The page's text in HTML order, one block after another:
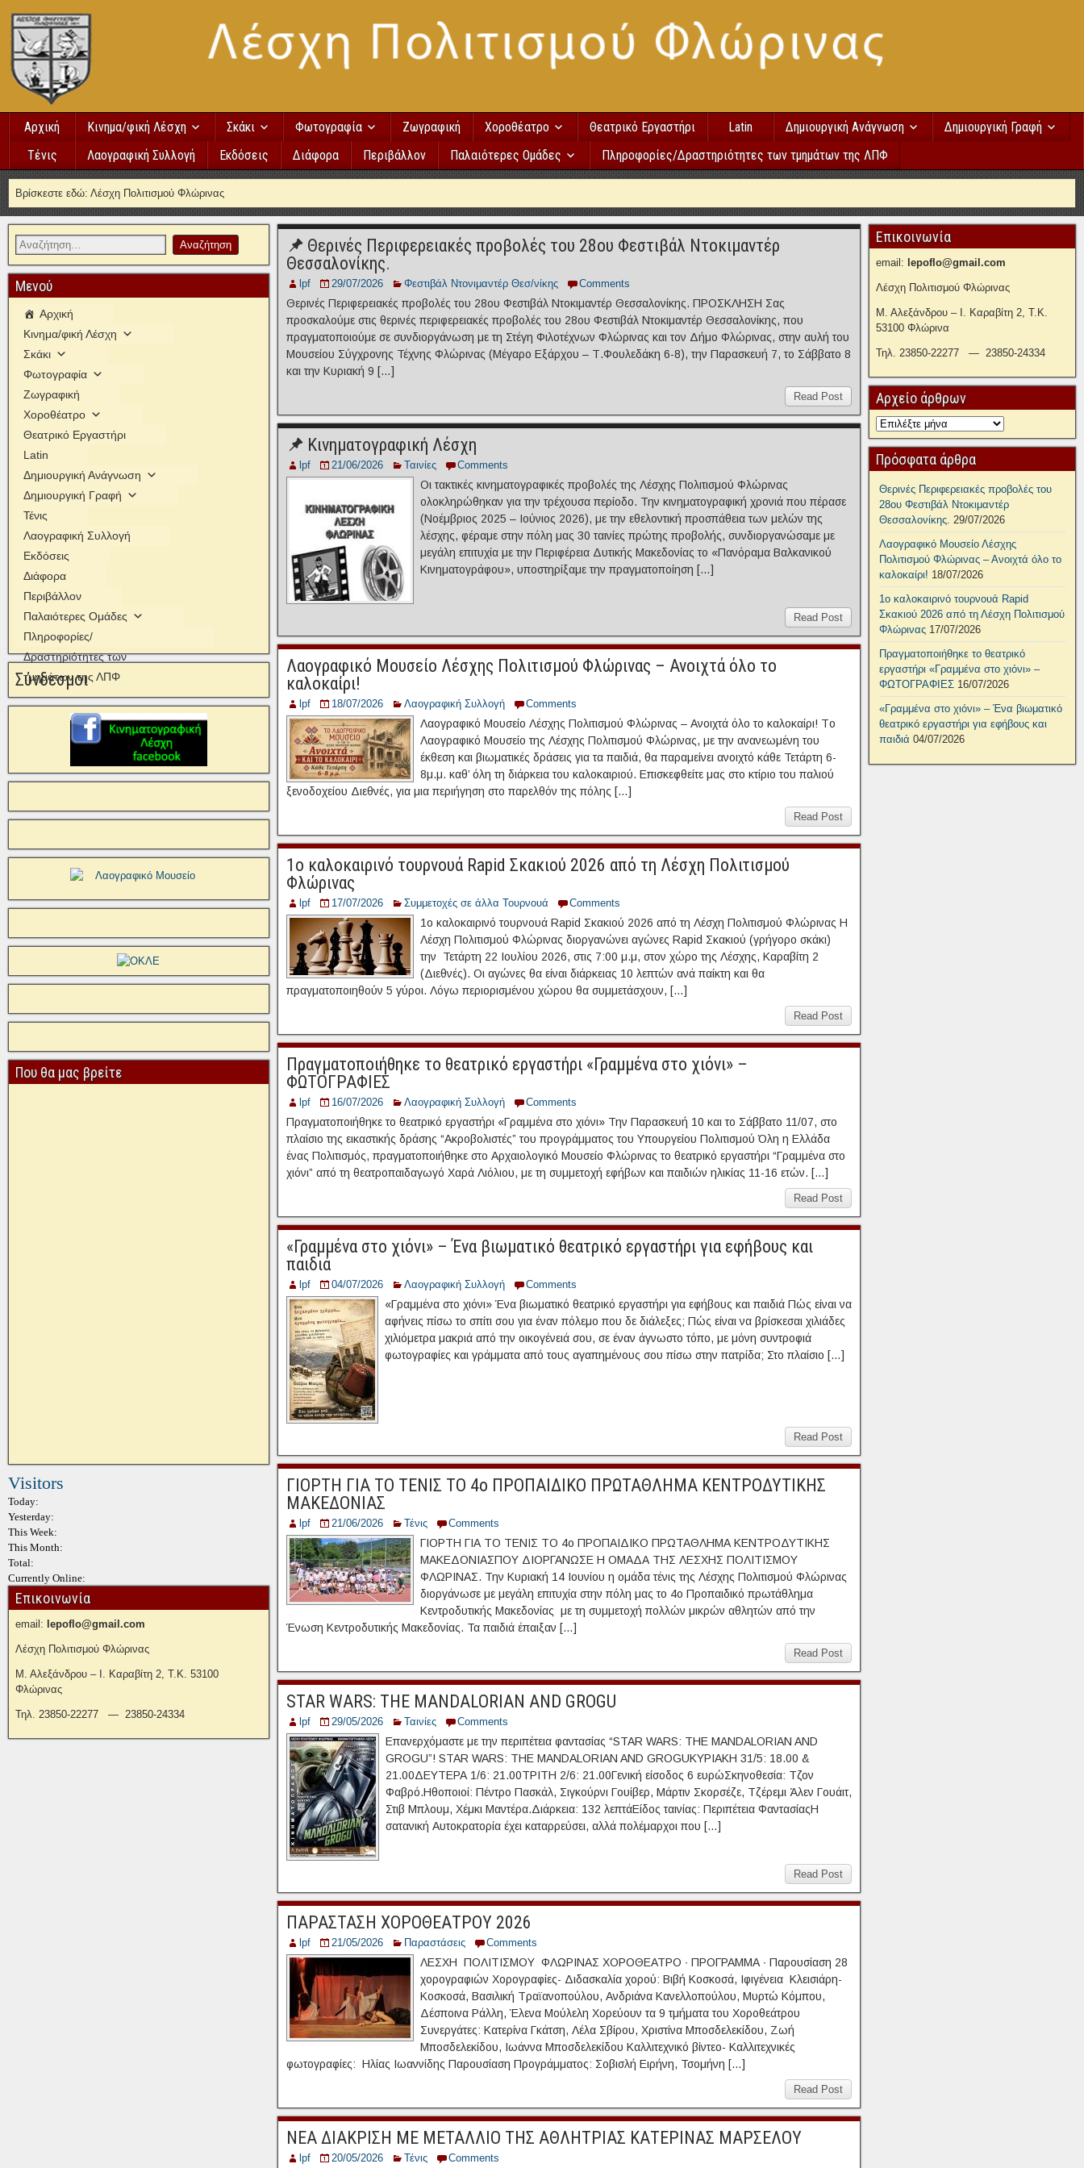
Αρχική Κινημα/φική Λέσχη Σκάκι Φωτογραφία Ζωγραφική Χοροθέατρο Θεατρικό Εργαστήρι Latin Δημιουργική Ανάγνωση
Δημιουργική Γραφή
Τένις
Λαογραφική Συλλογή Εκδόσεις Διάφορα Περιβάλλον Παλαιότερες Ομάδες Πληροφορίες/Δραστηριότητες των τμημάτων της ΛΠΦ
Βρίσκεστε εδώ: Λέσχη Πολιτισμού Φλώρινας
Θερινές Περιφερειακές προβολές του 28ου Φεστιβάλ Ντοκιμαντέρ
Θεσσαλονίκης.
lpf 29/07/2026 Φεστιβάλ Ντονιμαντέρ Θεσ/νίκης Comments
Θερινές Περιφερειακές προβολές του 28ου Φεστιβάλ Ντοκιμαντέρ Θεσσαλονίκης. ΠΡΟΣΚΛΗΣΗ Σας
προσκαλούμε στις θερινές περιφερειακές προβολές του 28ου Φεστιβάλ Ντοκιμαντέρ Θεσσαλονίκης, που
πραγματοποιούμε σε συνδιοργάνωση με τη Στέγη Φιλοτέχνων Φλώρινας και τον Δήμο Φλώρινας, στην αυλή του
Μουσείου Σύγχρονης Τέχνης Φλώρινας (Μέγαρο Εξάρχου – Τ.Φουλεδάκη 6-8), την Παρασκευή 7, το Σάββατο 8
και την Κυριακή 9 […]
Read Post
Κινηματογραφική Λέσχη
lpf 21/06/2026 Ταινίες Comments
Οι τακτικές κινηματογραφικές προβολές της Λέσχης Πολιτισμού Φλώρινας
ολοκληρώθηκαν για την τρέχουσα περίοδο. Την κινηματογραφική χρονιά που πέρασε
(Νοέμβριος 2025 – Ιούνιος 2026), με την εθελοντική προσπάθεια των μελών της
λέσχης, φέραμε στην πόλη μας 30 ταινίες πρώτης προβολής, συνδιοργανώσαμε με
μεγάλη επιτυχία με την Περιφέρεια Δυτικής Μακεδονίας το «Πανόραμα Βαλκανικού
Κινηματογράφου», υποστηρίξαμε την πραγματοποίηση […]
Read Post
Λαογραφικό Μουσείο Λέσχης Πολιτισμού Φλώρινας – Ανοιχτά όλο το
καλοκαίρι!
lpf 18/07/2026 Λαογραφική Συλλογή Comments
Λαογραφικό Μουσείο Λέσχης Πολιτισμού Φλώρινας – Ανοιχτά όλο το καλοκαίρι! Tο
Λαογραφικό Μουσείο της Λέσχης Πολιτισμού Φλώρινας, με την ανανεωμένη του
έκθεση και βιωματικές δράσεις για τα παιδιά, θα παραμείνει ανοιχτό κάθε Τετάρτη 6-
8μ.μ. καθ’ όλη τη διάρκεια του καλοκαιριού. Επισκεφθείτε μας στο κτίριο του παλιού
ξενοδοχείου Διεθνές, για μια περιήγηση στο παρελθόν της πόλης […]
Read Post
1ο καλοκαιρινό τουρνουά Rapid Σκακιού 2026 από τη Λέσχη Πολιτισμού
Φλώρινας
lpf 17/07/2026 Συμμετοχές σε άλλα Τουρνουά Comments
1ο καλοκαιρινό τουρνουά Rapid Σκακιού 2026 από τη Λέσχη Πολιτισμού Φλώρινας Η
Λέσχη Πολιτισμού Φλώρινας διοργανώνει αγώνες Rapid Σκακιού (γρήγορο σκάκι)
την Τετάρτη 22 Ιουλίου 2026, στις 7:00 μ.μ, στον χώρο της Λέσχης, Καραβίτη 2
(Διεθνές). Οι αγώνες θα είναι διάρκειας 10 λεπτών ανά παίκτη και θα
πραγματοποιηθούν 5 γύροι. Λόγω περιορισμένου χώρου θα συμμετάσχουν, […]
Read Post
Πραγματοποιήθηκε το θεατρικό εργαστήρι «Γραμμένα στο χιόνι» –
ΦΩΤΟΓΡΑΦΙΕΣ
lpf 16/07/2026 Λαογραφική Συλλογή Comments
Πραγματοποιήθηκε το θεατρικό εργαστήρι «Γραμμένα στο χιόνι» Την Παρασκευή 10 και το Σάββατο 11/07, στο
πλαίσιο της εικαστικής δράσης “Ακροβολιστές” του προγράμματος του Υπουργείου Πολιτισμού Όλη η Ελλάδα
ένας Πολιτισμός, πραγματοποιήθηκε στο Αρχαιολογικό Μουσείο Φλώρινας το θεατρικό εργαστήρι “Γραμμένα στο
χιόνι” από τη θεατροπαιδαγωγό Χαρά Λιόλιου, με τη συμμετοχή εφήβων και παιδιών ηλικίας 11-16 ετών. […]
Read Post
«Γραμμένα στο χιόνι» – Ένα βιωματικό θεατρικό εργαστήρι για εφήβους και
παιδιά
lpf 04/07/2026 Λαογραφική Συλλογή Comments
«Γραμμένα στο χιόνι» Ένα βιωματικό θεατρικό εργαστήρι για εφήβους και παιδιά Πώς είναι να
αφήνεις πίσω το σπίτι σου για έναν πόλεμο που δε διάλεξες; Πώς είναι να βρίσκεσαι χιλιάδες
χιλιόμετρα μακριά από την οικογένειά σου, σε έναν άγνωστο τόπο, με μόνη συντροφιά
φωτογραφίες και γράμματα από τους αγαπημένους σου πίσω στην πατρίδα; Στο πλαίσιο […]
Read Post
ΓΙΟΡΤΗ ΓΙΑ ΤΟ ΤΕΝΙΣ ΤΟ 4ο ΠΡΟΠΑΙΔΙΚΟ ΠΡΩΤΑΘΛΗΜΑ ΚΕΝΤΡΟΔΥΤΙΚΗΣ
ΜΑΚΕΔΟΝΙΑΣ
lpf 21/06/2026 Τένις Comments
ΓΙΟΡΤΗ ΓΙΑ ΤΟ ΤΕΝΙΣ ΤΟ 4ο ΠΡΟΠΑΙΔΙΚΟ ΠΡΩΤΑΘΛΗΜΑ ΚΕΝΤΡΟΔΥΤΙΚΗΣ
ΜΑΚΕΔΟΝΙΑΣΠΟΥ ΔΙΟΡΓΑΝΩΣΕ Η ΟΜΑΔΑ ΤΗΣ ΛΕΣΧΗΣ ΠΟΛΙΤΙΣΜΟΥ
ΦΛΩΡΙΝΑΣ. Την Κυριακή 14 Ιουνίου η ομάδα τένις της Λέσχης Πολιτισμού Φλώρινας
διοργάνωσε με μεγάλη επιτυχία στην πόλη μας το 4ο Προπαιδικό πρωτάθλημα
Κεντροδυτικής Μακεδονίας με τη συμμετοχή πολλών μικρών αθλητών από την
Ένωση Κεντροδυτικής Μακεδονίας. Τα παιδιά έπαιξαν […]
Read Post
STAR WARS: THE MANDALORIAN AND GROGU
lpf 29/05/2026 Ταινίες Comments
Επανερχόμαστε με την περιπέτεια φαντασίας “STAR WARS: THE MANDALORIAN AND
GROGU”! STAR WARS: THE MANDALORIAN AND GROGUΚΥΡΙΑΚΗ 31/5: 18.00 &
21.00ΔΕΥΤΕΡΑ 1/6: 21.00ΤΡΙΤΗ 2/6: 21.00Γενική είσοδος 6 ευρώΣκηνοθεσία: Τζον
Φαβρό.Ηθοποιοί: Πέντρο Πασκάλ, Σιγκούρνι Γουίβερ, Μάρτιν Σκορσέζε, Τζέρεμι Άλεν Γουάιτ,
Στιβ Μπλουμ, Χέμκι Μαντέρα.Διάρκεια: 132 λεπτάΕίδος ταινίας: Περιπέτεια ΦαντασίαςΗ
σατανική Αυτοκρατορία έχει καταρρεύσει, αλλά πολέμαρχοι που […]
Read Post
ΠΑΡΑΣΤΑΣΗ ΧΟΡΟΘΕΑΤΡΟΥ 2026
lpf 21/05/2026 Παραστάσεις Comments
ΛΕΣΧΗ ΠΟΛΙΤΙΣΜΟΥ ΦΛΩΡΙΝΑΣ ΧΟΡΟΘΕΑΤΡΟ ∙ ΠΡΟΓΡΑΜΜΑ ∙ Παρουσίαση 28
χορογραφιών Χορογραφίες- Διδασκαλία χορού: Βιβή Κοσκοσά, Ιφιγένεια Κλεισιάρη-
Κοσκοσά, Βασιλική Τραϊανοπούλου, Ανδριάνα Κανελλοπούλου, Μυρτώ Κόμπου,
Δέσποινα Ράλλη, Έλενα Μούλελη Χορεύουν τα 9 τμήματα του Χοροθεάτρου
Συνεργάτες: Κατερίνα Γκάτση, Λέλα Σβίρου, Χριστίνα Μποσδελεκίδου, Ζωή
Μποσδελεκίδου, Ιωάννα Μποσδελεκίδου Καλλιτεχνικό βίντεο- Καλλιτεχνικές
φωτογραφίες: Ηλίας Ιωαννίδης Παρουσίαση Προγράμματος: Σοβισλή Ειρήνη, Τσομήνη […]
Read Post
ΝΕΑ ΔΙΑΚΡΙΣΗ ΜΕ ΜΕΤΑΛΛΙΟ ΤΗΣ ΑΘΛΗΤΡΙΑΣ ΚΑΤΕΡΙΝΑΣ ΜΑΡΣΕΛΟΥ
lpf 20/05/2026 Τένις Comments
Μενού
Αρχική
Κινημα/φική Λέσχη
Σκάκι
Φωτογραφία
Ζωγραφική
Χοροθέατρο
Θεατρικό Εργαστήρι
Latin
Δημιουργική Ανάγνωση
Δημιουργική Γραφή
Τένις
Λαογραφική Συλλογή
Εκδόσεις
Διάφορα
Περιβάλλον
Παλαιότερες Ομάδες
Πληροφορίες/
Δραστηριότητες των
τμημάτων της ΛΠΦ
Σύνδεσμοι
Που θα μας βρείτε
Visitors
Today:
Yesterday:
This Week:
This Month:
Total:
Currently Online:
Επικοινωνία
email: lepoflo@gmail.com
Λέσχη Πολιτισμού Φλώρινας
Μ. Αλεξάνδρου – Ι. Καραβίτη 2, Τ.Κ. 53100
Φλώρινας
Τηλ. 23850-22277 — 23850-24334
Επικοινωνία
email: lepoflo@gmail.com
Λέσχη Πολιτισμού Φλώρινας
Μ. Αλεξάνδρου – Ι. Καραβίτη 2, Τ.Κ.
53100 Φλώρινα
Τηλ. 23850-22277 — 23850-24334
Αρχείο άρθρων
Πρόσφατα άρθρα
Θερινές Περιφερειακές προβολές του
28ου Φεστιβάλ Ντοκιμαντέρ
Θεσσαλονίκης. 29/07/2026
Λαογραφικό Μουσείο Λέσχης
Πολιτισμού Φλώρινας – Ανοιχτά όλο το
καλοκαίρι! 18/07/2026
1ο καλοκαιρινό τουρνουά Rapid
Σκακιού 2026 από τη Λέσχη Πολιτισμού
Φλώρινας 17/07/2026
Πραγματοποιήθηκε το θεατρικό
εργαστήρι «Γραμμένα στο χιόνι» –
ΦΩΤΟΓΡΑΦΙΕΣ 16/07/2026
«Γραμμένα στο χιόνι» – Ένα βιωματικό
θεατρικό εργαστήρι για εφήβους και
παιδιά 04/07/2026